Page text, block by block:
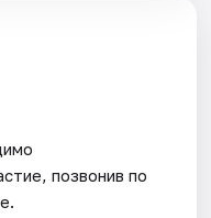
позвонив по